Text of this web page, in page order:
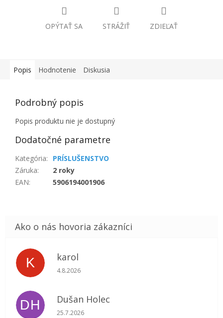
OPÝTAŤ SA STRÁŽIŤ ZDIEĽAŤ
Popis Hodnotenie Diskusia
Podrobný popis
Popis produktu nie je dostupný
Dodatočné parametre
Kategória:
PRÍSLUŠENSTVO
Záruka:
2 roky
EAN: 5906194001906
K karol
Hodnotenie obchodu je 5 z 5 hviezdičiek.
4.8.2026
DH Dušan Holec
Hodnotenie obchodu je 5 z 5 hviezdičiek.
25.7.2026